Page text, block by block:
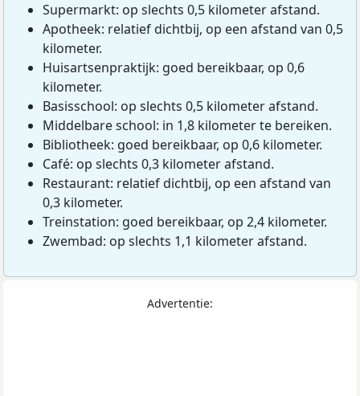
Supermarkt: op slechts 0,5 kilometer afstand.
Apotheek: relatief dichtbij, op een afstand van 0,5
kilometer.
Huisartsenpraktijk: goed bereikbaar, op 0,6
kilometer.
Basisschool: op slechts 0,5 kilometer afstand.
Middelbare school: in 1,8 kilometer te bereiken.
Bibliotheek: goed bereikbaar, op 0,6 kilometer.
Café: op slechts 0,3 kilometer afstand.
Restaurant: relatief dichtbij, op een afstand van
0,3 kilometer.
Treinstation: goed bereikbaar, op 2,4 kilometer.
Zwembad: op slechts 1,1 kilometer afstand.
Advertentie: